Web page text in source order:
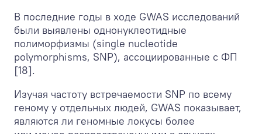
В последние годы в ходе GWAS исследований
были выявлены однонуклеотидные
полиморфизмы (single nucleotide
polymorphisms, SNP), ассоциированные с ФП
[18].
Изучая частоту встречаемости SNP по всему
геному у отдельных людей, GWAS показывает,
являются ли геномные локусы более